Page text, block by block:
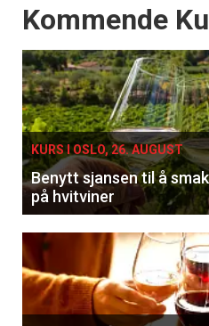
Events
Kommende
KURS I OSLO, 26. AUGUST
Benytt sjansen til å
på hvitviner